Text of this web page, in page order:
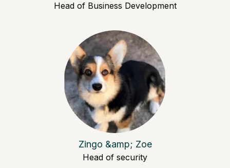
Head of Business Development
Zingo &amp; Zoe
Head of security